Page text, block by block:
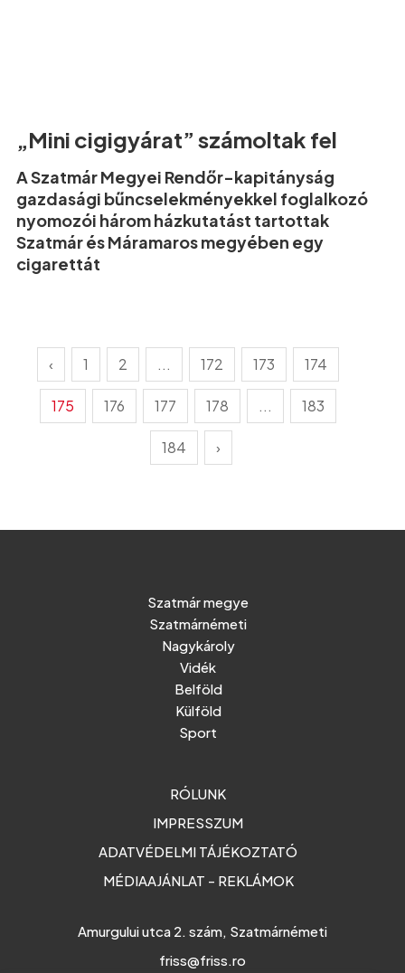
„Mini cigigyárat” számoltak fel
A Szatmár Megyei Rendőr-kapitányság
gazdasági bűncselekményekkel foglalkozó
nyomozói három házkutatást tartottak
Szatmár és Máramaros megyében egy
cigarettát
‹ 1 2 ... 172 173 174
175 176 177 178 ... 183
184 ›
Szatmár megye
Szatmárnémeti
Nagykároly
Vidék
Belföld
Külföld
Sport
RÓLUNK
IMPRESSZUM
ADATVÉDELMI TÁJÉKOZTATÓ
MÉDIAAJÁNLAT - REKLÁMOK
Amurgului utca 2. szám, Szatmárnémeti
friss@friss.ro